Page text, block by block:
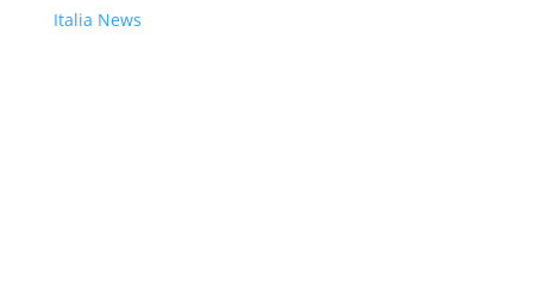
Italia News